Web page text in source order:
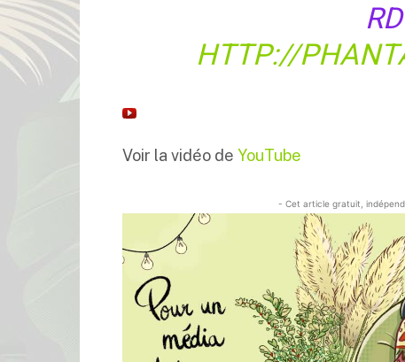
HTTP://
Voir la vidéo de YouTube
- Cet article gratuit,